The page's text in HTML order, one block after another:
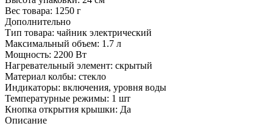
Вес товара: 1250 г
Дополнительно
Тип товара: чайник электрический
Максимальный объем: 1.7 л
Мощность: 2200 Вт
Нагревательный элемент: скрытый
Материал колбы: стекло
Индикаторы: включения, уровня воды
Температурные режимы: 1 шт
Кнопка открытия крышки: Да
Описание